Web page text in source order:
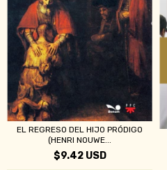
EL REGRESO DEL HIJO PRÓDIGO
(HENRI NOUWE...
$9.42 USD